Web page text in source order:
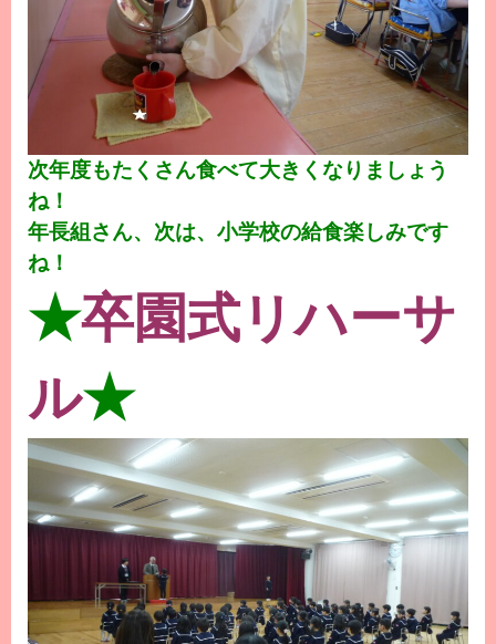
次年度もたくさん食べて大きくなりましょう
ね！
年長組さん、次は、小学校の給食楽しみです
ね！
★卒園式リハーサ
ル★